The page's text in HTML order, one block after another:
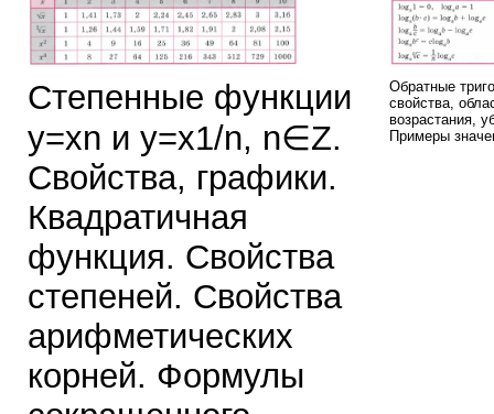
Степенные функции
y=xn и y=x1/n, n∈Z.
Свойства, графики.
Квадратичная
функция. Свойства
степеней. Свойства
арифметических
корней. Формулы
Обратные
свойства,
возрастания,
Примеры